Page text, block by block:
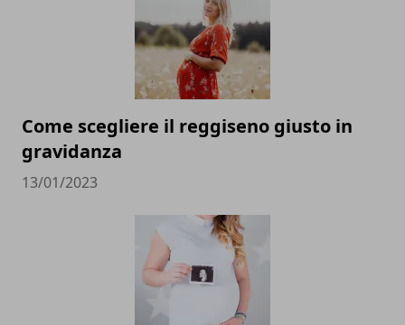
Come scegliere il reggiseno giusto in
gravidanza
13/01/2023